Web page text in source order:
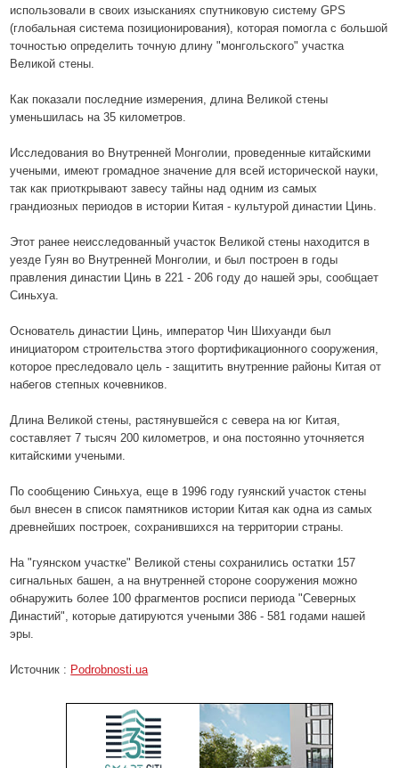
использовали в своих изысканиях спутниковую систему GPS
(глобальная система позиционирования), которая помогла с большой
точностью определить точную длину "монгольского" участка
Великой стены.
Как показали последние измерения, длина Великой стены
уменьшилась на 35 километров.
Исследования во Внутренней Монголии, проведенные китайскими
учеными, имеют громадное значение для всей исторической науки,
так как приоткрывают завесу тайны над одним из самых
грандиозных периодов в истории Китая - культурой династии Цинь.
Этот ранее неисследованный участок Великой стены находится в
уезде Гуян во Внутренней Монголии, и был построен в годы
правления династии Цинь в 221 - 206 году до нашей эры, сообщает
Синьхуа.
Основатель династии Цинь, император Чин Шихуанди был
инициатором строительства этого фортификационного сооружения,
которое преследовало цель - защитить внутренние районы Китая от
набегов степных кочевников.
Длина Великой стены, растянувшейся с севера на юг Китая,
составляет 7 тысяч 200 километров, и она постоянно уточняется
китайскими учеными.
По сообщению Синьхуа, еще в 1996 году гуянский участок стены
был внесен в список памятников истории Китая как одна из самых
древнейших построек, сохранившихся на территории страны.
На "гуянском участке" Великой стены сохранились остатки 157
сигнальных башен, а на внутренней стороне сооружения можно
обнаружить более 100 фрагментов росписи периода "Северных
Династий", которые датируются учеными 386 - 581 годами нашей
эры.
Источник : Podrobnosti.ua